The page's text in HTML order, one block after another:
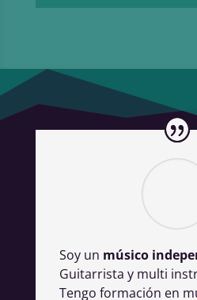
Soy un músico
Guitarrista y multi
Tengo formación en